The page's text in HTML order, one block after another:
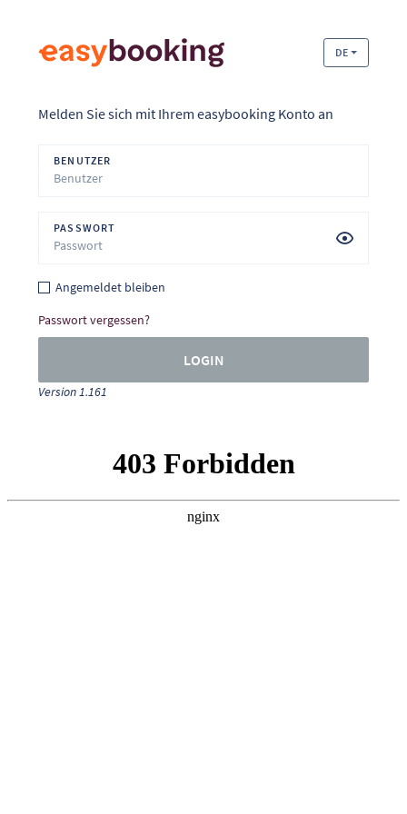
DE
Melden Sie sich mit Ihrem easybooking Konto an
BENUTZER
PASSWORT
Angemeldet bleiben
Passwort vergessen?
LOGIN
Version 1.161